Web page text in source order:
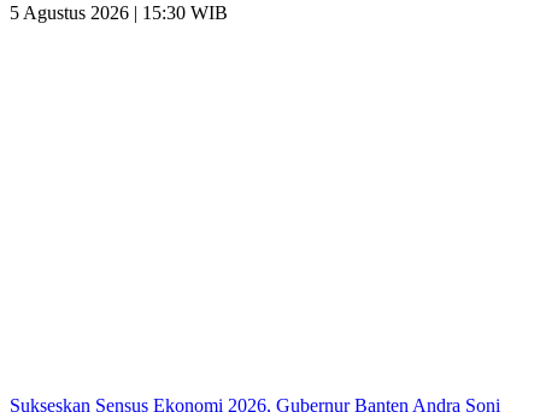
5 Agustus 2026 | 15:30 WIB
Sukseskan Sensus Ekonomi 2026, Gubernur Banten Andra Soni